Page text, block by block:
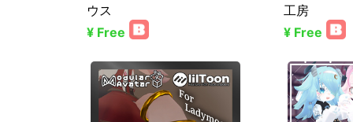
ウス
¥ Free
工房
¥ Free